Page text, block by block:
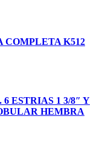
COMPLETA K512
ESTRIAS 1 3/8″ Y
HEMBRA